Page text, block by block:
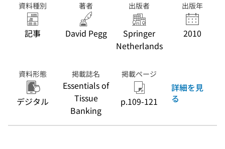
資料種別
記事
著者
David Pegg
出版者
Springer
Netherlands
出版年
2010
資料形態
デジタル
掲載誌名
Essentials of
Tissue
Banking
掲載ページ
p.109-121
詳細を見
る